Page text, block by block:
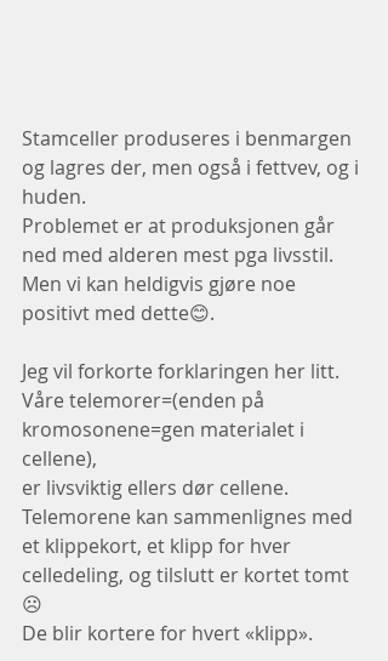
Stamceller produseres i benmargen
og lagres der, men også i fettvev, og i
huden.
Problemet er at produksjonen går
ned med alderen mest pga livsstil.
Men vi kan heldigvis gjøre noe
positivt med dette😊.
Jeg vil forkorte forklaringen her litt.
Våre telemorer=(enden på
kromosonene=gen materialet i
cellene),
er livsviktig ellers dør cellene.
Telemorene kan sammenlignes med
et klippekort, et klipp for hver
celledeling, og tilslutt er kortet tomt
☹
De blir kortere for hvert «klipp».